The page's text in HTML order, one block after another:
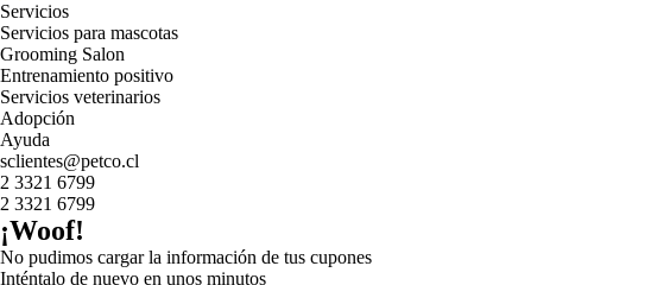
Servicios
Servicios para mascotas
Grooming Salon
Entrenamiento positivo
Servicios veterinarios
Adopción
Ayuda
sclientes@petco.cl
2 3321 6799
2 3321 6799
¡Woof!
No pudimos cargar la información de tus cupones
Inténtalo de nuevo en unos minutos